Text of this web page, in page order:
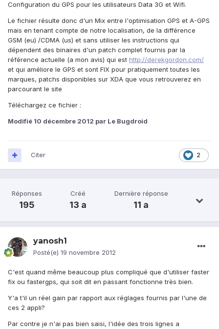
Configuration du GPS pour les utilisateurs Data 3G et Wifi.
Le fichier résulte donc d'un Mix entre l'optimisation GPS et A-GPS
mais en tenant compte de notre localisation, de la différence
GSM (eu) /CDMA (us) et sans utiliser les instructions qui
dépendent des binaires d'un patch complet fournis par la
référence actuelle (a mon avis) qui est http://derekgordon.com/
et qui améliore le GPS et sont FIX pour pratiquement toutes les
marques, patchs disponibles sur XDA que vous retrouverez en
parcourant le site
Téléchargez ce fichier :
Modifié 10 décembre 2012 par Le Bugdroid
2
Citer
Réponses
195
Créé
13 a
Dernière réponse
11 a
yanosh1
Posté(e) 19 novembre 2012
C'est quand même beaucoup plus compliqué que d'utiliser faster
fix ou fastergps, qui soit dit en passant fonctionne très bien.
Y'a t'il un réel gain par rapport aux réglages fournis par l'une de
ces 2 appli?
Par contre je n'ai pas bien saisi, l'idée des trois lignes a